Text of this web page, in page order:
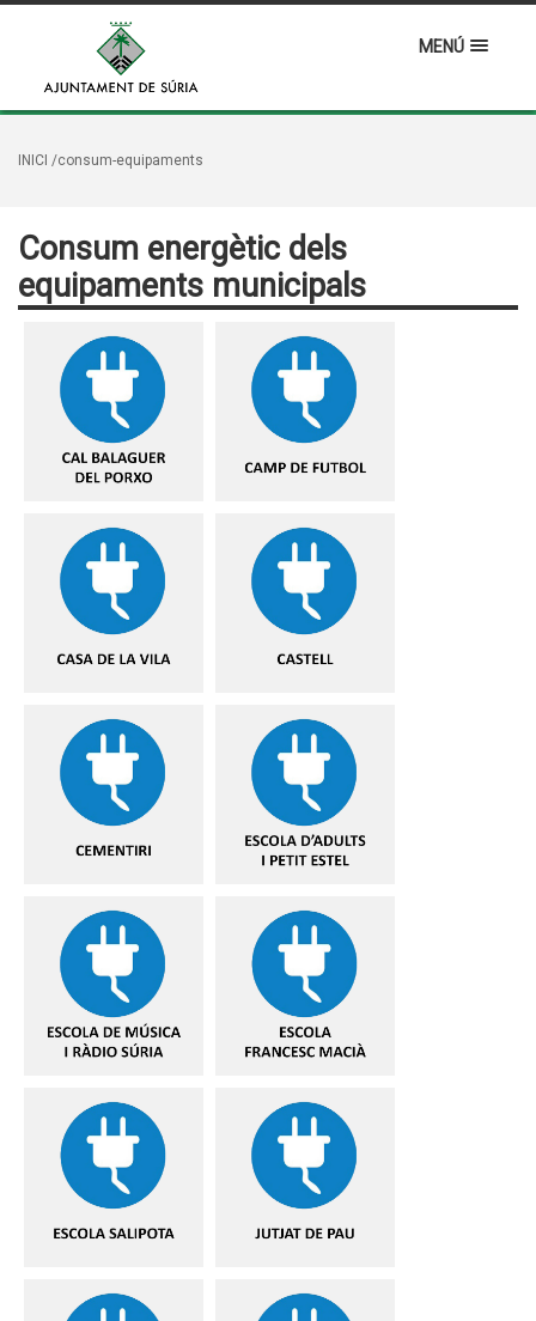
MENÚ
INICI /consum-equipaments
Consum energètic dels
equipaments municipals